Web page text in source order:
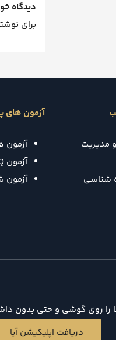
دیدگاه
برای
مدیریت
شناسی
آزمون های
آزمون IQ
را روی گوشی و حتی بدون
دریافت اپلیکیشن آیا